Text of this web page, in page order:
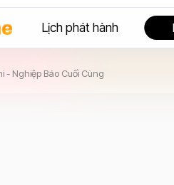
Lịch phát hành
- Nghiệp Báo Cuối Cùng